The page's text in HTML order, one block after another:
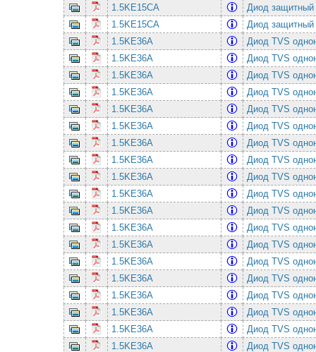
1.5KE15CA
Диод
1.5KE15CA
Диод
1.5KE36A
Диод TVS
1.5KE36A
Диод TVS
1.5KE36A
Диод TVS
1.5KE36A
Диод TVS
1.5KE36A
Диод TVS
1.5KE36A
Диод TVS
1.5KE36A
Диод TVS
1.5KE36A
Диод TVS
1.5KE36A
Диод TVS
1.5KE36A
Диод TVS
1.5KE36A
Диод TVS
1.5KE36A
Диод TVS
1.5KE36A
Диод TVS
1.5KE36A
Диод TVS
1.5KE36A
Диод TVS
1.5KE36A
Диод TVS
1.5KE36A
Диод TVS
1.5KE36A
Диод TVS
1.5KE36A
Диод TVS